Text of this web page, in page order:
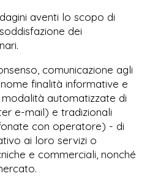
aventi lo scopo di
dei
comunicazione agli
finalità informative e
automatizzate di
e-mail) e tradizionali
con operatore) - di
ai loro servizi o
e commerciali, nonché
.